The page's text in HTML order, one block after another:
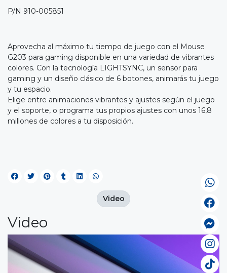
P/N 910-005851
Aprovecha al máximo tu tiempo de juego con el Mouse
G203 para gaming disponible en una variedad de vibrantes
colores. Con la tecnología LIGHTSYNC, un sensor para
gaming y un diseño clásico de 6 botones, animarás tu juego
y tu espacio.
Elige entre animaciones vibrantes y ajustes según el juego
y el soporte, o programa tus propios ajustes con unos 16,8
millones de colores a tu disposición.
Video
Video